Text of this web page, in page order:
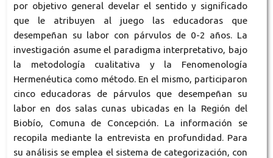
por objetivo general develar el sentido y significado
que le atribuyen al juego las educadoras que
desempeñan su labor con párvulos de 0-2 años. La
investigación asume el paradigma interpretativo, bajo
la metodología cualitativa y la Fenomenología
Hermenéutica como método. En el mismo, participaron
cinco educadoras de párvulos que desempeñan su
labor en dos salas cunas ubicadas en la Región del
Biobío, Comuna de Concepción. La información se
recopila mediante la entrevista en profundidad. Para
su análisis se emplea el sistema de categorización, con